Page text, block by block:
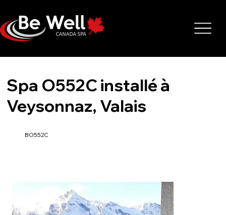
Spa O552C installé à
Veysonnaz, Valais
BO552C